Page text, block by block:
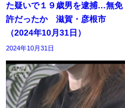
た疑いで１９歳男を逮捕…無免
許だったか 滋賀・彦根市
（2024年10月31日）
2024年10月31日